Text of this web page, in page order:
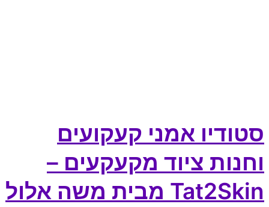
סטודיו אמני קעקועים
וחנות ציוד מקעקעים –
Tat2Skin מבית משה אלול